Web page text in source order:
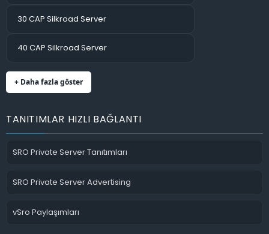
30 CAP Silkroad Server
40 CAP Silkroad Server
+ Daha fazla göster
TANITIMLAR HIZLI BAĞLANTI
SRO Private Server Tanıtımları
SRO Private Server Advertising
vSro Paylaşımları